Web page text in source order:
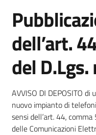
dell’art.
del
Dettagli
AVVISO DI DEPOSITO
nuovo impianto di
sensi dell’art. 44,
delle Comunicazioni